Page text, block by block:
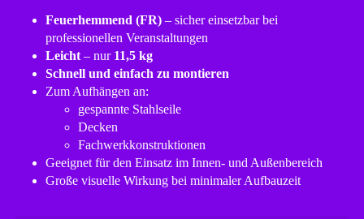
Feuerhemmend (FR) – sicher einsetzbar bei
professionellen Veranstaltungen
Leicht – nur 11,5 kg
Schnell und einfach zu montieren
Zum Aufhängen an:
gespannte Stahlseile
Decken
Fachwerkkonstruktionen
Geeignet für den Einsatz im Innen- und Außenbereich
Große visuelle Wirkung bei minimaler Aufbauzeit